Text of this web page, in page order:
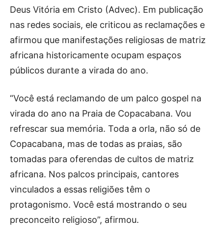
Deus Vitória em Cristo (Advec). Em publicação
nas redes sociais, ele criticou as reclamações e
afirmou que manifestações religiosas de matriz
africana historicamente ocupam espaços
públicos durante a virada do ano.
“Você está reclamando de um palco gospel na
virada do ano na Praia de Copacabana. Vou
refrescar sua memória. Toda a orla, não só de
Copacabana, mas de todas as praias, são
tomadas para oferendas de cultos de matriz
africana. Nos palcos principais, cantores
vinculados a essas religiões têm o
protagonismo. Você está mostrando o seu
preconceito religioso”, afirmou.